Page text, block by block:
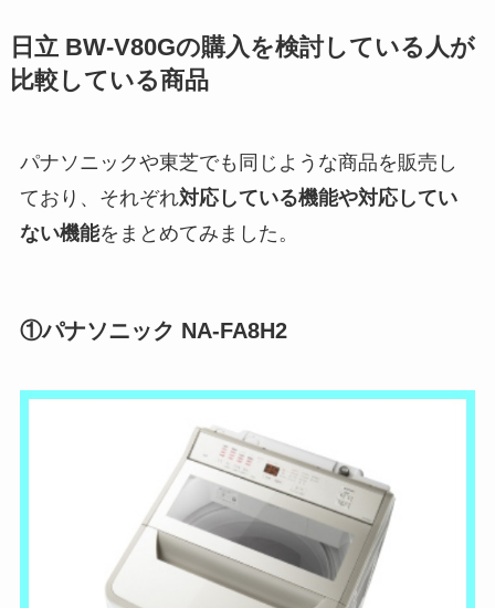
日立 BW-V80Gの購入を検討している人が
比較している商品
パナソニックや東芝でも同じような商品を販売し
ており、それぞれ対応している機能や対応してい
ない機能をまとめてみました。
①パナソニック NA-FA8H2